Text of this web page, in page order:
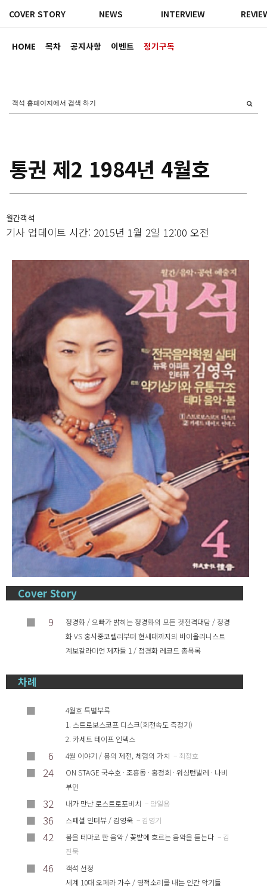
HOME 목차 공지사항 이벤트 정기구독
COVER STORY NEWS INTERVIEW
통권 제2 1984년 4월호
월간객석
기사 업데이트 시간: 2015년 1월 2일 12:00 오전
Cover Story
■
9
정경화 / 오빠가 밝히는 정경화의 모든 것전격대담 / 정경
화 VS 홍사중코렐리부터 현세대까지의 바이올리니스트
계보갈라미언 제자들 1 / 정경화 레코드 총목록
차례
■
4월호 특별부록
1. 스트로보스코프 디스크(회전속도 측정기)
2. 카세트 테이프 인덱스
■ 6 4월 이야기 / 봄의 제전, 체험의 가치 – 최정호
■ 24
ON STAGE 국수호 · 조흥동 · 홍정희 · 워싱턴발레 · 나비
부인
■ 32 내가 만난 로스트로포비치 – 양일용
■ 36 스페셜 인터뷰 / 김영욱 – 김영기
■ 42 봄을 테마로 한 음악 / 꽃밭에 흐르는 음악을 듣는다 – 김
진묵
■ 46
객석 선정
세계 10대 오페라 가수 / 영적소리를 내는 인간 악기들